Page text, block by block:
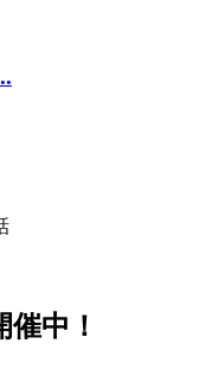
中！